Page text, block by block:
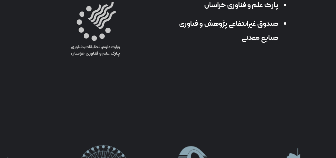
پارک علم و فناوری خراسان
صندوق غیرانتفاعی پژوهش و فناوری
صنایع معدنی